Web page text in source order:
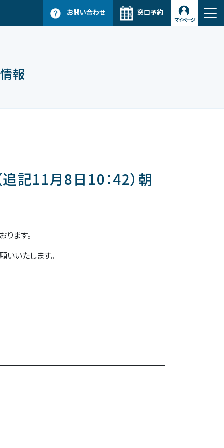
お問い合わせ 窓口予約
マイページ
報
追記11月8日10：42）朝
ます。
いいたします。